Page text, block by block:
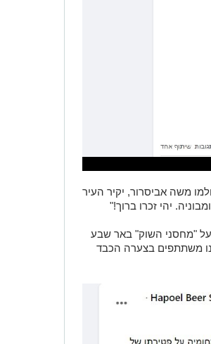
משה אביסרור, יקיר העיר
יהי זכרו ברוך!"
"מחסני השוק" באר שבע
משתתפים בצערה הכבד